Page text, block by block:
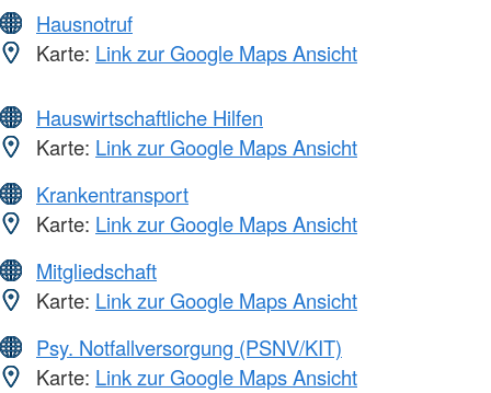
Hausnotruf
Karte: Link zur Google Maps Ansicht
Hauswirtschaftliche Hilfen
Karte: Link zur Google Maps Ansicht
Krankentransport
Karte: Link zur Google Maps Ansicht
Mitgliedschaft
Karte: Link zur Google Maps Ansicht
Psy. Notfallversorgung (PSNV/KIT)
Karte: Link zur Google Maps Ansicht